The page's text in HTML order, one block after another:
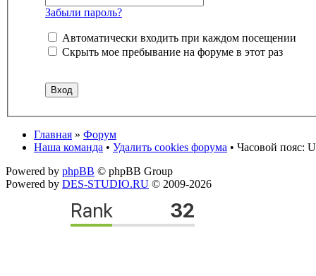
Забыли пароль?
Автоматически входить при каждом посещении
Скрыть мое пребывание на форуме в этот раз
Главная » Форум
Наша команда • Удалить cookies форума • Часовой пояс:
Powered by phpBB © phpBB Group
Powered by DES-STUDIO.RU © 2009-2026